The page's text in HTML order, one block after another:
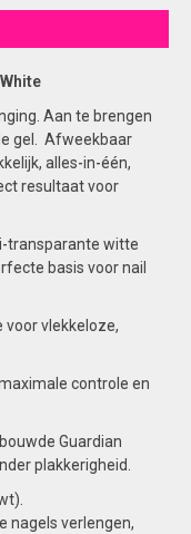
Aan te brengen
gel. Afweekbaar
alles-in-één,
resultaat voor
transparante witte
basis voor nail
voor vlekkeloze,
controle en
Guardian
plakkerigheid.
nagels verlengen,